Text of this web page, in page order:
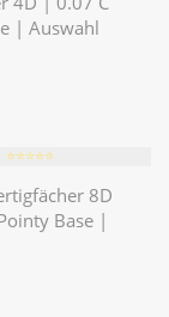
| Auswahl
⭐️⭐️⭐️⭐️⭐️
8D
Base |